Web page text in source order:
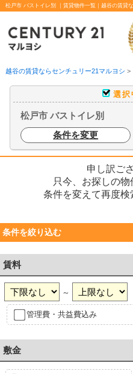
松戸市 バストイレ別 ｜賃貸物件一覧｜越谷の賃貸
越谷の賃貸ならセンチュリー21マルヨシ >
選択
松戸市 バストイレ別
条件を変更
申し訳ご
只今、お探しの物
条件を変えて再度検
条件を絞り込む
賃料
～
管理費・共益費込み
敷金